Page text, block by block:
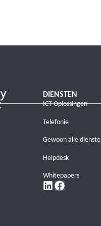
DIENSTEN
ICT Oplossingen
Telefonie
Gewoon alle
Helpdesk
Whitepapers